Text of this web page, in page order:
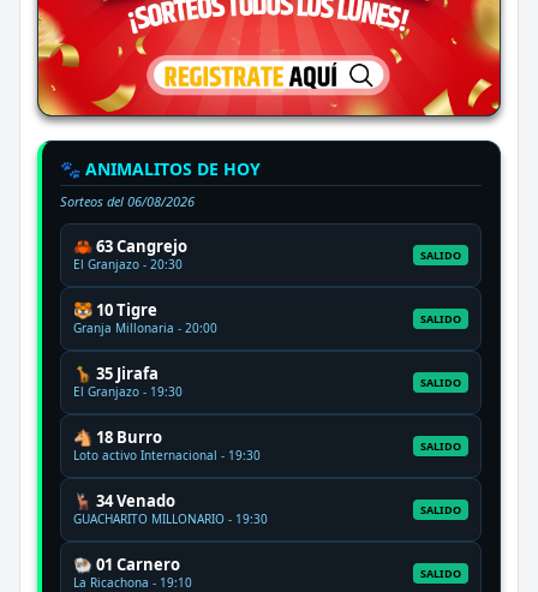
🐾 ANIMALITOS DE HOY
Sorteos del 06/08/2026
🦀 63 Cangrejo
El Granjazo - 20:30
SALIDO
🐯 10 Tigre
Granja Millonaria - 20:00
SALIDO
🦒 35 Jirafa
El Granjazo - 19:30
SALIDO
🐴 18 Burro
Loto activo Internacional - 19:30
SALIDO
🦌 34 Venado
GUACHARITO MILLONARIO - 19:30
SALIDO
🐏 01 Carnero
La Ricachona - 19:10
SALIDO